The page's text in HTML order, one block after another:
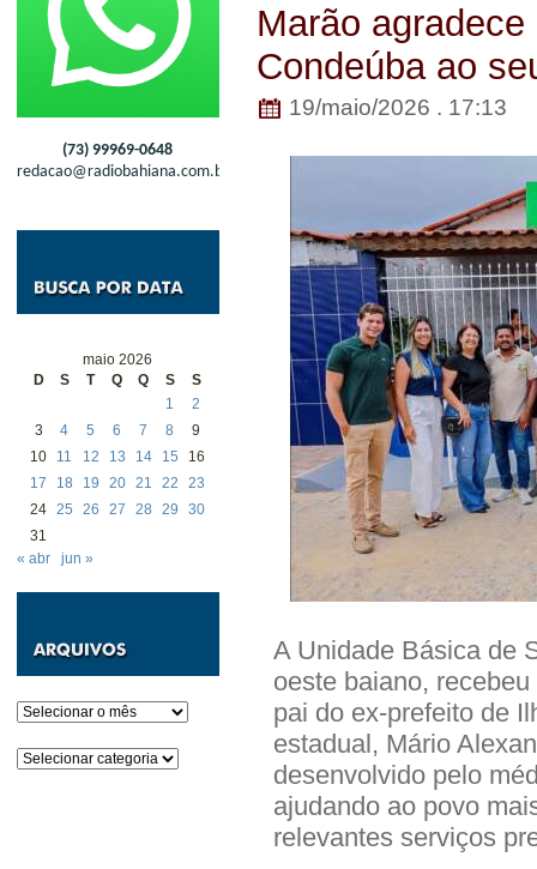
(73) 99969-0648
redacao@radiobahiana.com.br
maio 2026
D
S T Q Q S
S
1
2
3
4 5 6 7 8
9
10
11 12 13 14 15
16
17
18 19 20 21 22
23
24 25 26 27 28 29
30
31
« abr
jun »
Arquivos
Categorias
Marão
Condeúba ao
19/maio/2026 . 17:13
A Unidade Básica de
oeste baiano,
pai do ex-prefeito de
estadual, Mário
desenvolvido pelo
ajudando ao povo
relevantes serviços